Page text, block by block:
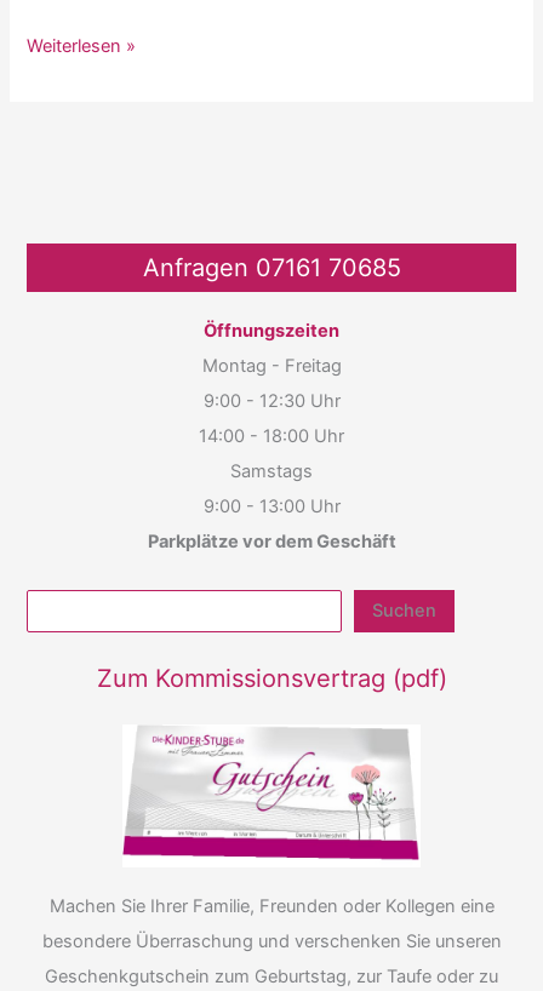
Weiterlesen »
Anfragen 07161 70685
Öffnungszeiten
Montag - Freitag
9:00 - 12:30 Uhr
14:00 - 18:00 Uhr
Samstags
9:00 - 13:00 Uhr
Parkplätze vor dem Geschäft
Suchen
Zum Kommissionsvertrag (pdf)
Machen Sie Ihrer Familie, Freunden oder Kollegen eine
besondere Überraschung und verschenken Sie unseren
Geschenkgutschein zum Geburtstag, zur Taufe oder zu